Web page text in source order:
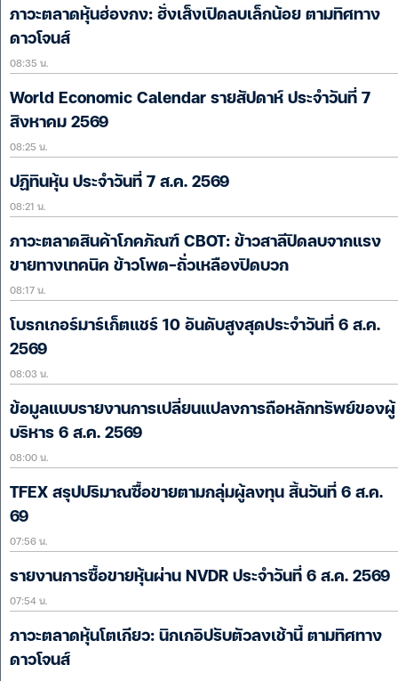
ภาวะตลาดหุ้นฮ่องกง: ฮั่งเส็งเปิดลบเล็กน้อย ตามทิศทาง
ดาวโจนส์
08:35 น.
World Economic Calendar รายสัปดาห์ ประจำวันที่ 7
สิงหาคม 2569
08:25 น.
ปฏิทินหุ้น ประจำวันที่ 7 ส.ค. 2569
08:21 น.
ภาวะตลาดสินค้าโภคภัณฑ์ CBOT: ข้าวสาลีปิดลบจากแรง
ขายทางเทคนิค ข้าวโพด-ถั่วเหลืองปิดบวก
08:17 น.
โบรกเกอร์มาร์เก็ตแชร์ 10 อันดับสูงสุดประจำวันที่ 6 ส.ค.
2569
08:03 น.
ข้อมูลแบบรายงานการเปลี่ยนแปลงการถือหลักทรัพย์ของผู้
บริหาร 6 ส.ค. 2569
08:00 น.
TFEX สรุปปริมาณซื้อขายตามกลุ่มผู้ลงทุน สิ้นวันที่ 6 ส.ค.
69
07:56 น.
รายงานการซื้อขายหุ้นผ่าน NVDR ประจำวันที่ 6 ส.ค. 2569
07:54 น.
ภาวะตลาดหุ้นโตเกียว: นิกเกอิปรับตัวลงเช้านี้ ตามทิศทาง
ดาวโจนส์